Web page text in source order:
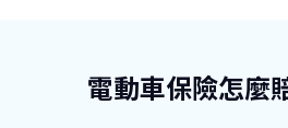
電動車保險怎麼